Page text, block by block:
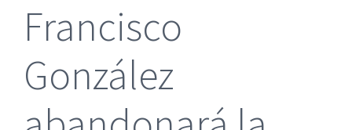
Francisco
González